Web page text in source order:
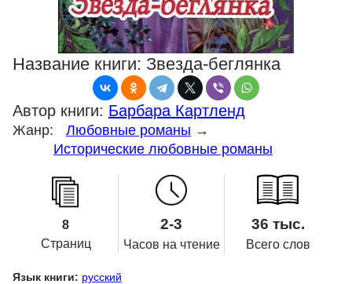
Название книги: Звезда-беглянка
Автор книги: Барбара Картленд
Жанр: Любовные романы →
Исторические любовные романы
8
Страниц
2-3
Часов на чтение
36 тыс.
Всего слов
Язык книги: русский